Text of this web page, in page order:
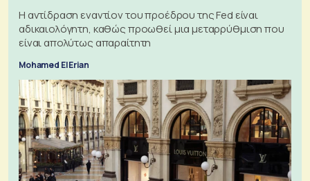
Η αντίδραση εναντίον του προέδρου της Fed είναι
αδικαιολόγητη, καθώς προωθεί μια μεταρρύθμιση που
είναι απολύτως απαραίτητη
Mohamed El Erian